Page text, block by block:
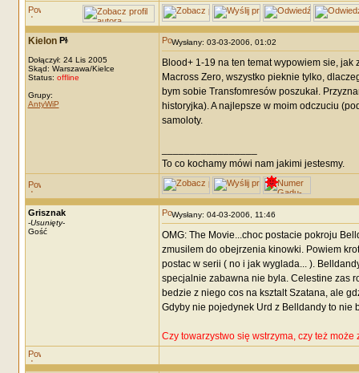
Kielon
Dołączył: 24 Lis 2005
Skąd: Warszawa/Kielce
Status: offline
Grupy:
AntyWiP
Wysłany: 03-03-2006, 01:02
Blood+ 1-19 na ten temat wypowiem sie, jak
Macross Zero, wszystko pieknie tylko,
bym sobie Transfomresów poszukał.
historyjka). A najlepsze w moim odczuciu
samoloty.
To co kochamy mówi nam jakimi jestesmy.
Grisznak
-Usunięty-
Gość
Wysłany: 04-03-2006, 11:46
OMG: The Movie...choc postacie pokroju
zmusilem do obejrzenia kinowki. Powiem
postac w serii ( no i jak wyglada... ).
specjalnie zabawna nie byla. Celestine zas
bedzie z niego cos na ksztalt Szatana, ale
Gdyby nie pojedynek Urd z Belldandy to nie
Czy towarzystwo się wstrzyma, czy też